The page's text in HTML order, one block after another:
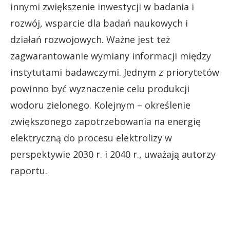
innymi zwiększenie inwestycji w badania i
rozwój, wsparcie dla badań naukowych i
działań rozwojowych. Ważne jest też
zagwarantowanie wymiany informacji między
instytutami badawczymi. Jednym z priorytetów
powinno być wyznaczenie celu produkcji
wodoru zielonego. Kolejnym – określenie
zwiększonego zapotrzebowania na energię
elektryczną do procesu elektrolizy w
perspektywie 2030 r. i 2040 r., uważają autorzy
raportu.